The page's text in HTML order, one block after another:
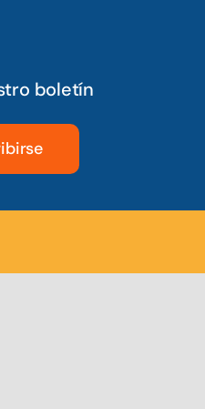
boletín